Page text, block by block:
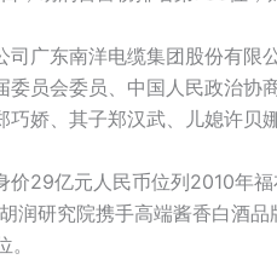
司广东南洋电缆集团股份有限
委员会委员、中国人民政治协
巧娇、其子郑汉武、儿媳许贝
价29亿元人民币位列2010年福
润研究院携手高端酱香白酒品